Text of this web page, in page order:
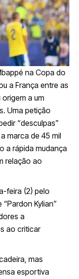
na Copa do
a França entre as
a um
Uma petição
“desculpas”
marca de 45 mil
a rápida mudança
relação ao
feira (2) pelo
Kylian”
a
ao criticar
mas
esportiva